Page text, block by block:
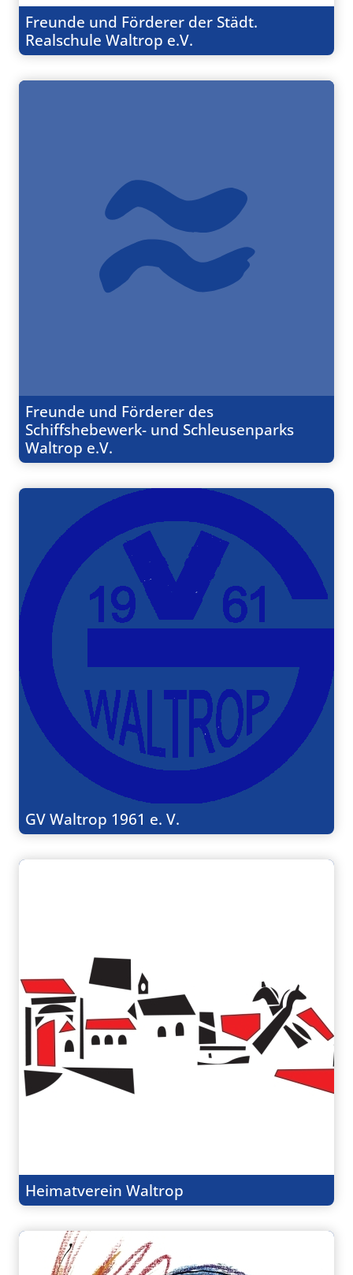
Freunde und Förderer der Städt.
Realschule Waltrop e.V.
Freunde und Förderer des
Schiffshebewerk- und Schleusenparks
Waltrop e.V.
GV Waltrop 1961 e. V.
Heimatverein Waltrop